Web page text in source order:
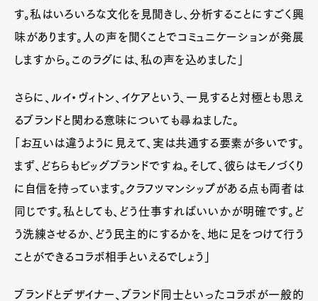
す。私はいろいろな文化を見聞きし、分析することにすごく興
味があります。人の声を聞くことでコミュニケーションが発展
しますから。このラグには、私の声を込めました」
さらに、ルイ・ヴィトン、イケアという、一見すると対極とも思え
るブランドと関わる意味についても尋ねました。
「お互いは違うように見えて、実は共通する要素が多いです。
まず、どちらもビッグブランドですね。そして、彼らはモノづくり
に自信を持っています。クラフツマンシップがある点も両者は
同じです。私としても、どう仕事すればいいかが明確です。ど
う洗練させるか、どう民主的にするかを、地に足をつけて行う
ことができるコラボ相手といえるでしょう」
ブランドとデザイナー、ブランド同士といったコラボが一般的